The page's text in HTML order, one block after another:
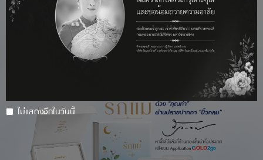
ของขวัญชิ้นเล็ก
จากความตั้งใจยิ่งใหญ่
จากลูก ถึงแม่
🩵Mother’s Day🩵
ไม่แสดงอีกในวันนี้